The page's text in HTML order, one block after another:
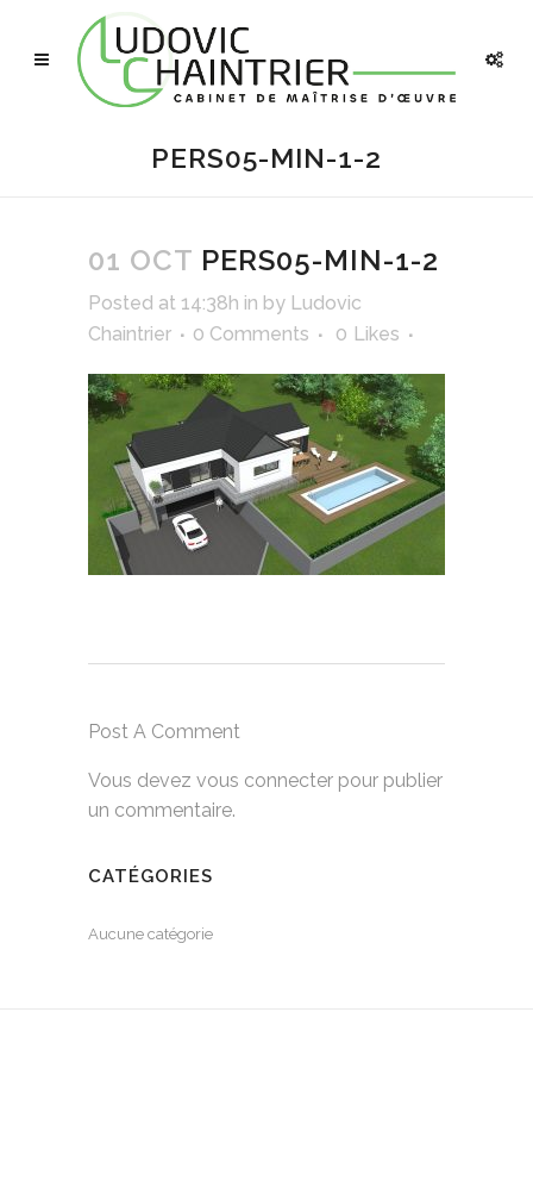
PERS05-MIN-1-2
01 OCT PERS05-MIN-1-2
Posted at 14:38h in by Ludovic
Chaintrier
0 Comments 0 Likes
Post A Comment
Vous devez vous connecter pour publier
un commentaire.
CATÉGORIES
Aucune catégorie